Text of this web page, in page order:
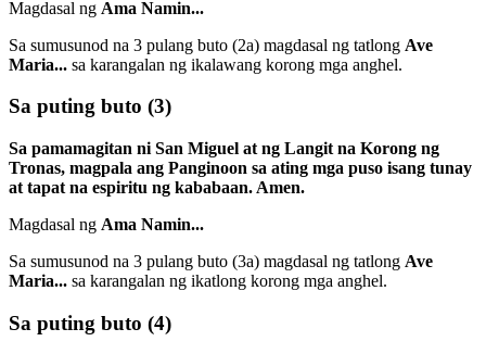
Magdasal ng Ama Namin...
Sa sumusunod na 3 pulang buto (2a) magdasal ng tatlong Ave
Maria... sa karangalan ng ikalawang korong mga anghel.
Sa puting buto (3)
Sa pamamagitan ni San Miguel at ng Langit na Korong ng
Tronas, magpala ang Panginoon sa ating mga puso isang tunay
at tapat na espiritu ng kababaan. Amen.
Magdasal ng Ama Namin...
Sa sumusunod na 3 pulang buto (3a) magdasal ng tatlong Ave
Maria... sa karangalan ng ikatlong korong mga anghel.
Sa puting buto (4)